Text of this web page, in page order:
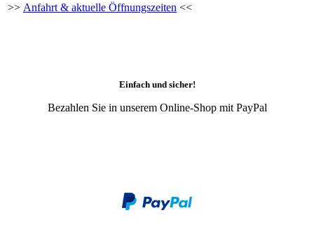
>> Anfahrt & aktuelle Öffnungszeiten <<
Einfach und sicher!
Bezahlen Sie in unserem Online-Shop mit PayPal